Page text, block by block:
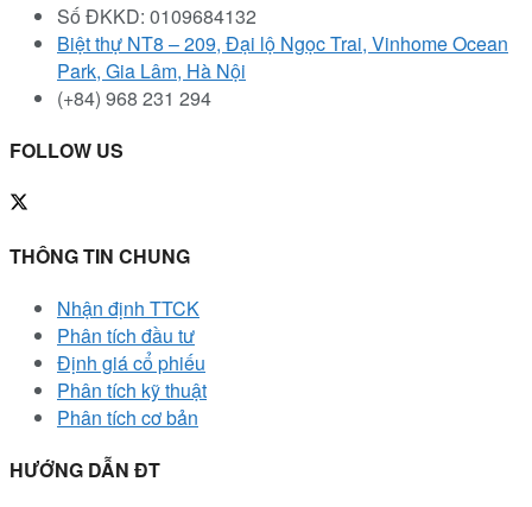
Số ĐKKD: 0109684132
Biệt thự NT8 – 209, Đại lộ Ngọc Trai, Vinhome Ocean
Park, Gia Lâm, Hà Nội
(+84) 968 231 294
FOLLOW US
THÔNG TIN CHUNG
Nhận định TTCK
Phân tích đầu tư
Định giá cổ phiếu
Phân tích kỹ thuật
Phân tích cơ bản
HƯỚNG DẪN ĐT